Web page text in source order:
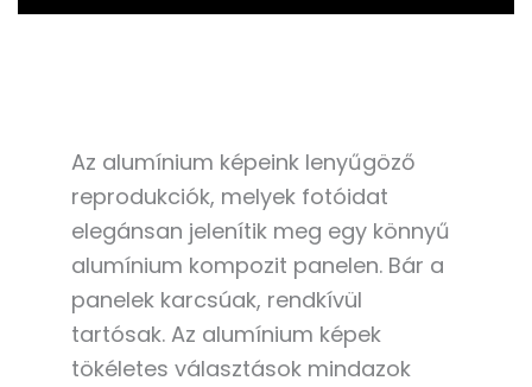
Az alumínium képeink lenyűgöző
reprodukciók, melyek fotóidat
elegánsan jelenítik meg egy könnyű
alumínium kompozit panelen. Bár a
panelek karcsúak, rendkívül
tartósak. Az alumínium képek
tökéletes választások mindazok